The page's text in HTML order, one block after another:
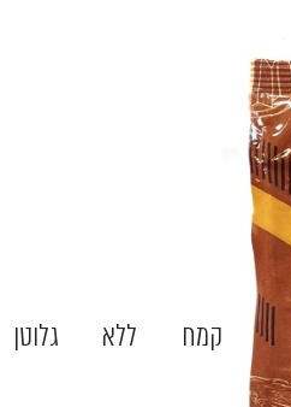
קמח ללא גלוטן